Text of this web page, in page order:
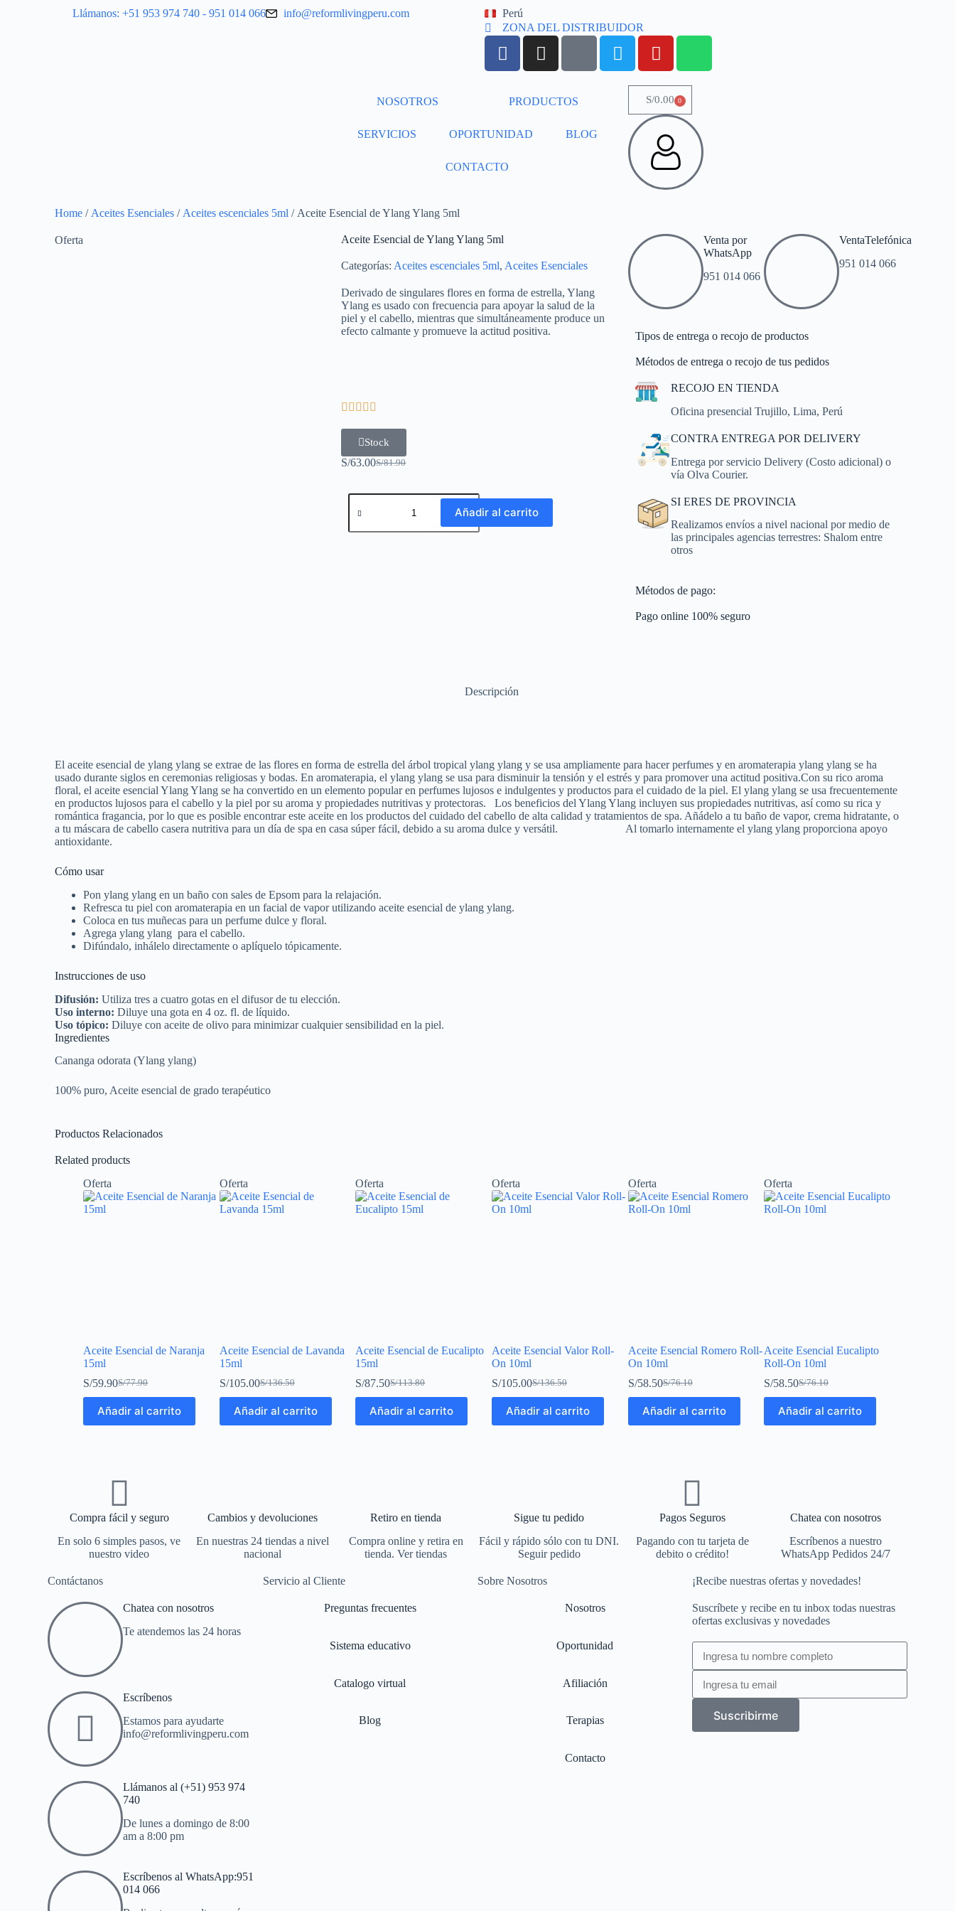
Llámanos: +51 953 974 740 - 951 014 066 info@reformlivingperu.com
Perú
ZONA DEL DISTRIBUIDOR
NOSOTROS PRODUCTOS
SERVICIOS OPORTUNIDAD BLOG
CONTACTO
S/0.00 0
Home / Aceites Esenciales / Aceites escenciales 5ml / Aceite Esencial de Ylang Ylang 5ml
Oferta Aceite Esencial de Ylang Ylang 5ml
Categorías: Aceites escenciales 5ml, Aceites Esenciales
Derivado de singulares flores en forma de estrella, Ylang
Ylang es usado con frecuencia para apoyar la salud de la
piel y el cabello, mientras que simultáneamente produce un
efecto calmante y promueve la actitud positiva.
    
Stock
S/81.90
S/63.00
Añadir al carrito
Venta por
WhatsApp
951 014 066
VentaTelefónica
951 014 066
Tipos de entrega o recojo de productos
Métodos de entrega o recojo de tus pedidos
RECOJO EN TIENDA
Oficina presencial Trujillo, Lima, Perú
CONTRA ENTREGA POR DELIVERY
Entrega por servicio Delivery (Costo adicional) o
vía Olva Courier.
SI ERES DE PROVINCIA
Realizamos envíos a nivel nacional por medio de
las principales agencias terrestres: Shalom entre
otros
Métodos de pago:
Pago online 100% seguro
Descripción
El aceite esencial de ylang ylang se extrae de las flores en forma de estrella del árbol tropical ylang ylang y se usa ampliamente para hacer perfumes y en aromaterapia ylang ylang se ha
usado durante siglos en ceremonias religiosas y bodas. En aromaterapia, el ylang ylang se usa para disminuir la tensión y el estrés y para promover una actitud positiva.Con su rico aroma
floral, el aceite esencial Ylang Ylang se ha convertido en un elemento popular en perfumes lujosos e indulgentes y productos para el cuidado de la piel. El ylang ylang se usa frecuentemente
en productos lujosos para el cabello y la piel por su aroma y propiedades nutritivas y protectoras. Los beneficios del Ylang Ylang incluyen sus propiedades nutritivas, así como su rica y
romántica fragancia, por lo que es posible encontrar este aceite en los productos del cuidado del cabello de alta calidad y tratamientos de spa. Añádelo a tu baño de vapor, crema hidratante, o
a tu máscara de cabello casera nutritiva para un día de spa en casa súper fácil, debido a su aroma dulce y versátil. Al tomarlo internamente el ylang ylang proporciona apoyo
antioxidante.
Cómo usar
Pon ylang ylang en un baño con sales de Epsom para la relajación.
Refresca tu piel con aromaterapia en un facial de vapor utilizando aceite esencial de ylang ylang.
Coloca en tus muñecas para un perfume dulce y floral.
Agrega ylang ylang para el cabello.
Difúndalo, inhálelo directamente o aplíquelo tópicamente.
Instrucciones de uso
Difusión: Utiliza tres a cuatro gotas en el difusor de tu elección.
Uso interno:Diluye una gota en 4 oz. fl. de líquido.
Uso tópico:Diluye con aceite de olivo para minimizar cualquier sensibilidad en la piel.
Ingredientes
Cananga odorata (Ylang ylang)
100% puro, Aceite esencial de grado terapéutico
Productos Relacionados
Related products
Oferta
Aceite Esencial de Naranja
15ml
S/77.90
S/59.90
Añadir al carrito
Oferta
Aceite Esencial de Lavanda
15ml
S/136.50
S/105.00
Añadir al carrito
Oferta
Aceite Esencial de Eucalipto
15ml
S/113.80
S/87.50
Añadir al carrito
Oferta
Aceite Esencial Valor Roll-
On 10ml
S/136.50
S/105.00
Añadir al carrito
Oferta
Aceite Esencial Romero Roll-
On 10ml
S/76.10
S/58.50
Añadir al carrito
Oferta
Aceite Esencial Eucalipto
Roll-On 10ml
S/76.10
S/58.50
Añadir al carrito
Compra fácil y seguro
En solo 6 simples pasos, ve
nuestro video
Cambios y devoluciones
En nuestras 24 tiendas a nivel
nacional
Retiro en tienda
Compra online y retira en
tienda. Ver tiendas
Sigue tu pedido
Fácil y rápido sólo con tu DNI.
Seguir pedido
Pagos Seguros
Pagando con tu tarjeta de
debito o crédito!
Chatea con nosotros
Escríbenos a nuestro
WhatsApp Pedidos 24/7
Contáctanos
Chatea con nosotros
Te atendemos las 24 horas
Escríbenos
Estamos para ayudarte
info@reformlivingperu.com
Llámanos al (+51) 953 974
740
De lunes a domingo de 8:00
am a 8:00 pm
Escríbenos al WhatsApp:951
014 066
Servicio al Cliente
Preguntas frecuentes
Sistema educativo
Catalogo virtual
Blog
Sobre Nosotros
Nosotros
Oportunidad
Afiliación
Terapias
Contacto
¡Recibe nuestras ofertas y novedades!
Suscríbete y recibe en tu inbox todas nuestras
ofertas exclusivas y novedades
Suscribirme